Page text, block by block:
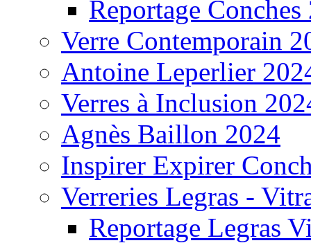
Reportage Conches
Verre Contemporain
Antoine Leperlier
Verres à Inclusion
Agnès Baillon 2024
Inspirer Expirer
Verreries Legras -
Reportage Legras